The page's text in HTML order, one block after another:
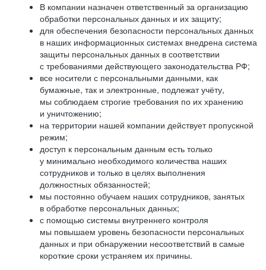
В компании назначен ответственный за организацию
обработки персональных данных и их защиту;
для обеспечения безопасности персональных данных
в наших информационных системах внедрена система
защиты персональных данных в соответствии
с требованиями действующего законодательства РФ;
все носители с персональными данными, как
бумажные, так и электронные, подлежат учёту,
мы соблюдаем строгие требования по их хранению
и уничтожению;
на территории нашей компании действует пропускной
режим;
доступ к персональным данным есть только
у минимально необходимого количества наших
сотрудников и только в целях выполнения
должностных обязанностей;
мы постоянно обучаем наших сотрудников, занятых
в обработке персональных данных;
с помощью системы внутреннего контроля
мы повышаем уровень безопасности персональных
данных и при обнаружении несоответствий в самые
короткие сроки устраняем их причины.